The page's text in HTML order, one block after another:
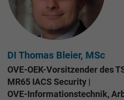
DI Thomas Bleier, MSc
OVE-OEK-Vorsitzender des
MR65 IACS Security |
OVE-Informationstechnik,